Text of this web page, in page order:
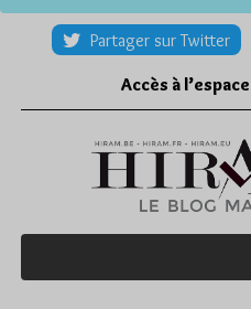
Partager sur Twitter
Accès à